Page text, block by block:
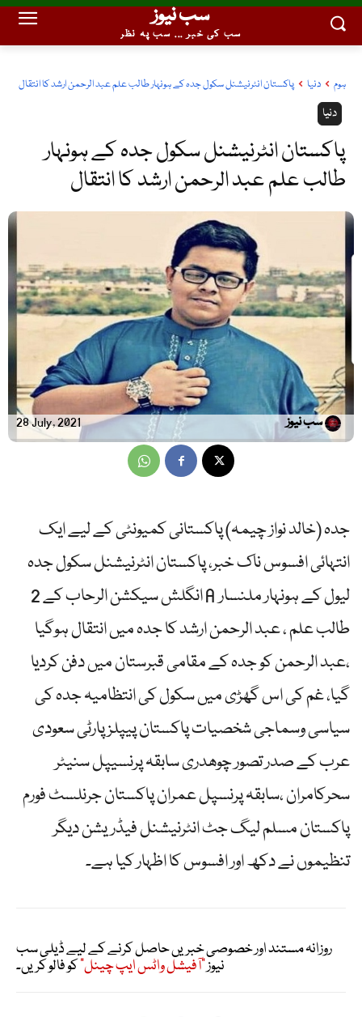
سب نیوز
سب کی خبر ... سب پہ نظر
ہوم دنیا پاکستان انٹرنیشنل سکول جدہ کے ہونہار طالب علم عبد الرحمن ارشد کا انتقال
دنیا
پاکستان انٹرنیشنل سکول جدہ کے ہونہار
طالب علم عبد الرحمن ارشد کا انتقال
28 July, 2021 سب نیوز
جدہ (خالد نواز چیمہ) پاکستانی کمیونٹی کے لیے ایک
انتہائی افسوس ناک خبر، پاکستان انٹرنیشنل سکول جدہ
انگلش سیکشن الرحاب کے 2 A لیول کے ہونہار ملنسار
طالب علم ، عبد الرحمن ارشد کا جدہ میں انتقال ہوگیا
،عبد الرحمن کو جدہ کے مقامی قبرستان میں دفن کردیا
گیا، غم کی اس گھڑی میں سکول کی انتظامیہ جدہ کی
سیاسی وسماجی شخصیات پاکستان پیپلز پارٹی سعودی
عرب کے صدر تصور چوھدری سابقہ پرنسیپل سنیٹر
سحرکامران ،سابقہ پرنسپل عمران پاکستان جرنلسٹ فورم
پاکستان مسلم لیگ جٹ انٹرنیشنل فیڈریشن دیگر
تنظیموں نے دکھ اور افسوس کا اظہار کیا ہے۔
روزانہ مستند اور خصوصی خبریں حاصل کرنے کے لیے ڈیلی سب
نیوز"آفیشل واٹس ایپ چینل"کو فالو کریں۔